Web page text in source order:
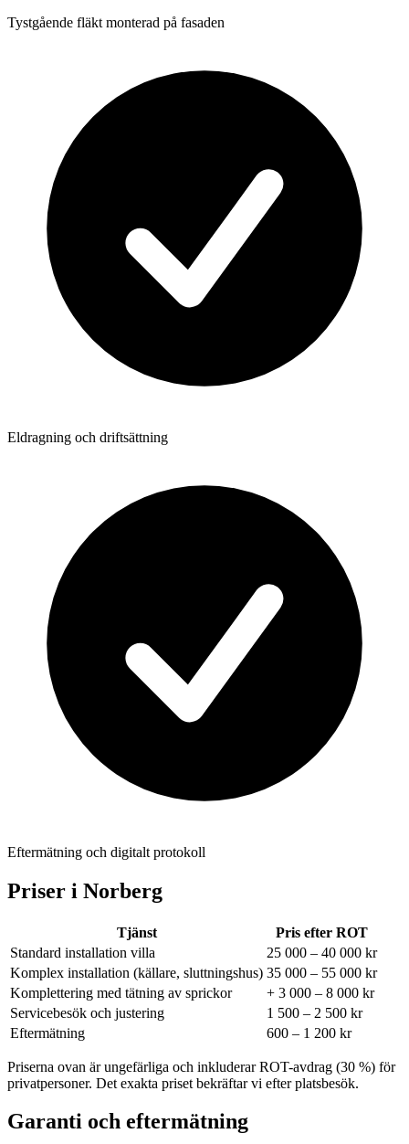
Tystgående fläkt monterad på fasaden
Eldragning och driftsättning
Eftermätning och digitalt protokoll
Priser i Norberg
Tjänst
Pris efter ROT
Standard installation villa
25 000 – 40 000 kr
Komplex installation (källare, sluttningshus) 35 000 – 55 000 kr
Komplettering med tätning av sprickor
+ 3 000 – 8 000 kr
Servicebesök och justering
1 500 – 2 500 kr
Eftermätning
600 – 1 200 kr
Priserna ovan är ungefärliga och inkluderar ROT-avdrag (30 %) för
privatpersoner. Det exakta priset bekräftar vi efter platsbesök.
Garanti och eftermätning